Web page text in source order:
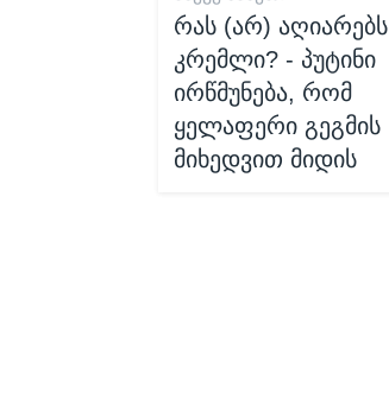
რას (არ) აღიარებს
კრემლი? - პუტინი
ირწმუნება, რომ
ყელაფერი გეგმის
მიხედვით მიდის